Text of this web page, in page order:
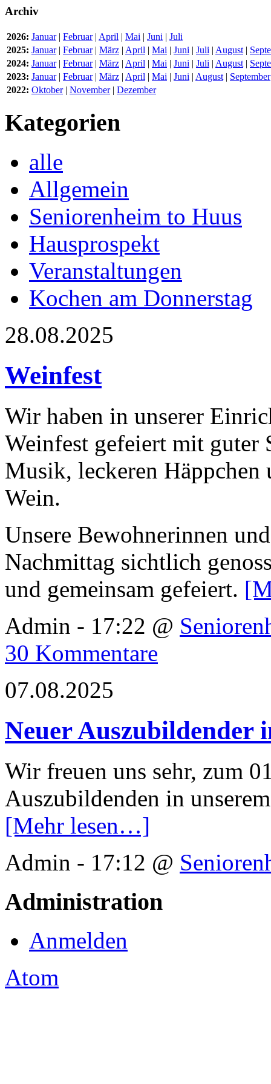
Archiv
2026: Januar| Februar| April | Mai | Juni | Juli
2025: Januar| Februar| März | April | Mai | Juni | Juli | August |
2024: Januar| Februar| März | April | Mai | Juni | Juli | August |
2023: Januar| Februar| März | April | Mai | Juni | August | September
2022: Oktober| November| Dezember
Kategorien
alle
Allgemein
Seniorenheim to Huus
Hausprospekt
Veranstaltungen
Kochen am Donnerstag
28.08.2025
Weinfest
Wir haben in unserer
Weinfest gefeiert mit guter
Musik, leckeren Häppchen
Wein.
Unsere Bewohnerinnen
Nachmittag sichtlich
und gemeinsam gefeiert.
Admin - 17:22 @
30 Kommentare
07.08.2025
Neuer Auszubildender
Wir freuen uns sehr, zum
Auszubildenden in
[Mehr lesen…]
Admin - 17:12 @
Administration
Anmelden
Atom